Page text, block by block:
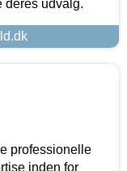
deres udvalg.
professionelle
inden for